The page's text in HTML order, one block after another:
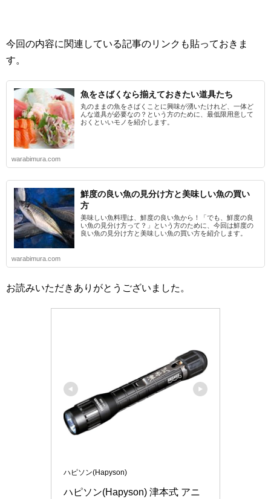
今回の内容に関連している記事のリンクも貼っておきま
す。
魚をさばくなら揃えておきたい道具たち
丸のままの魚をさばくことに興味が湧いたけれど、一体ど
んな道具が必要なの？という方のために、最低限用意して
おくといいモノを紹介します。
warabimura.com
鮮度の良い魚の見分け方と美味しい魚の買い
方
美味しい魚料理は、鮮度の良い魚から！「でも、鮮度の良
い魚の見分け方って？」という方のために、今回は鮮度の
良い魚の見分け方と美味しい魚の買い方を紹介します。
warabimura.com
お読みいただきありがとうございました。
ハピソン(Hapyson)
ハピソン(Hapyson) 津本式 アニ